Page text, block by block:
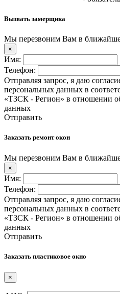
Вызвать замерщика
Мы перезвоним Вам в
×
Имя:
Телефон:
Отправляя запрос, я даю
персональных данных в
«ТЗСК - Регион» в отношении
данных
Отправить
Заказать ремонт окон
Мы перезвоним Вам в
×
Имя:
Телефон:
Отправляя запрос, я даю
персональных данных в
«ТЗСК - Регион» в отношении
данных
Отправить
Заказать пластиковое окно
×